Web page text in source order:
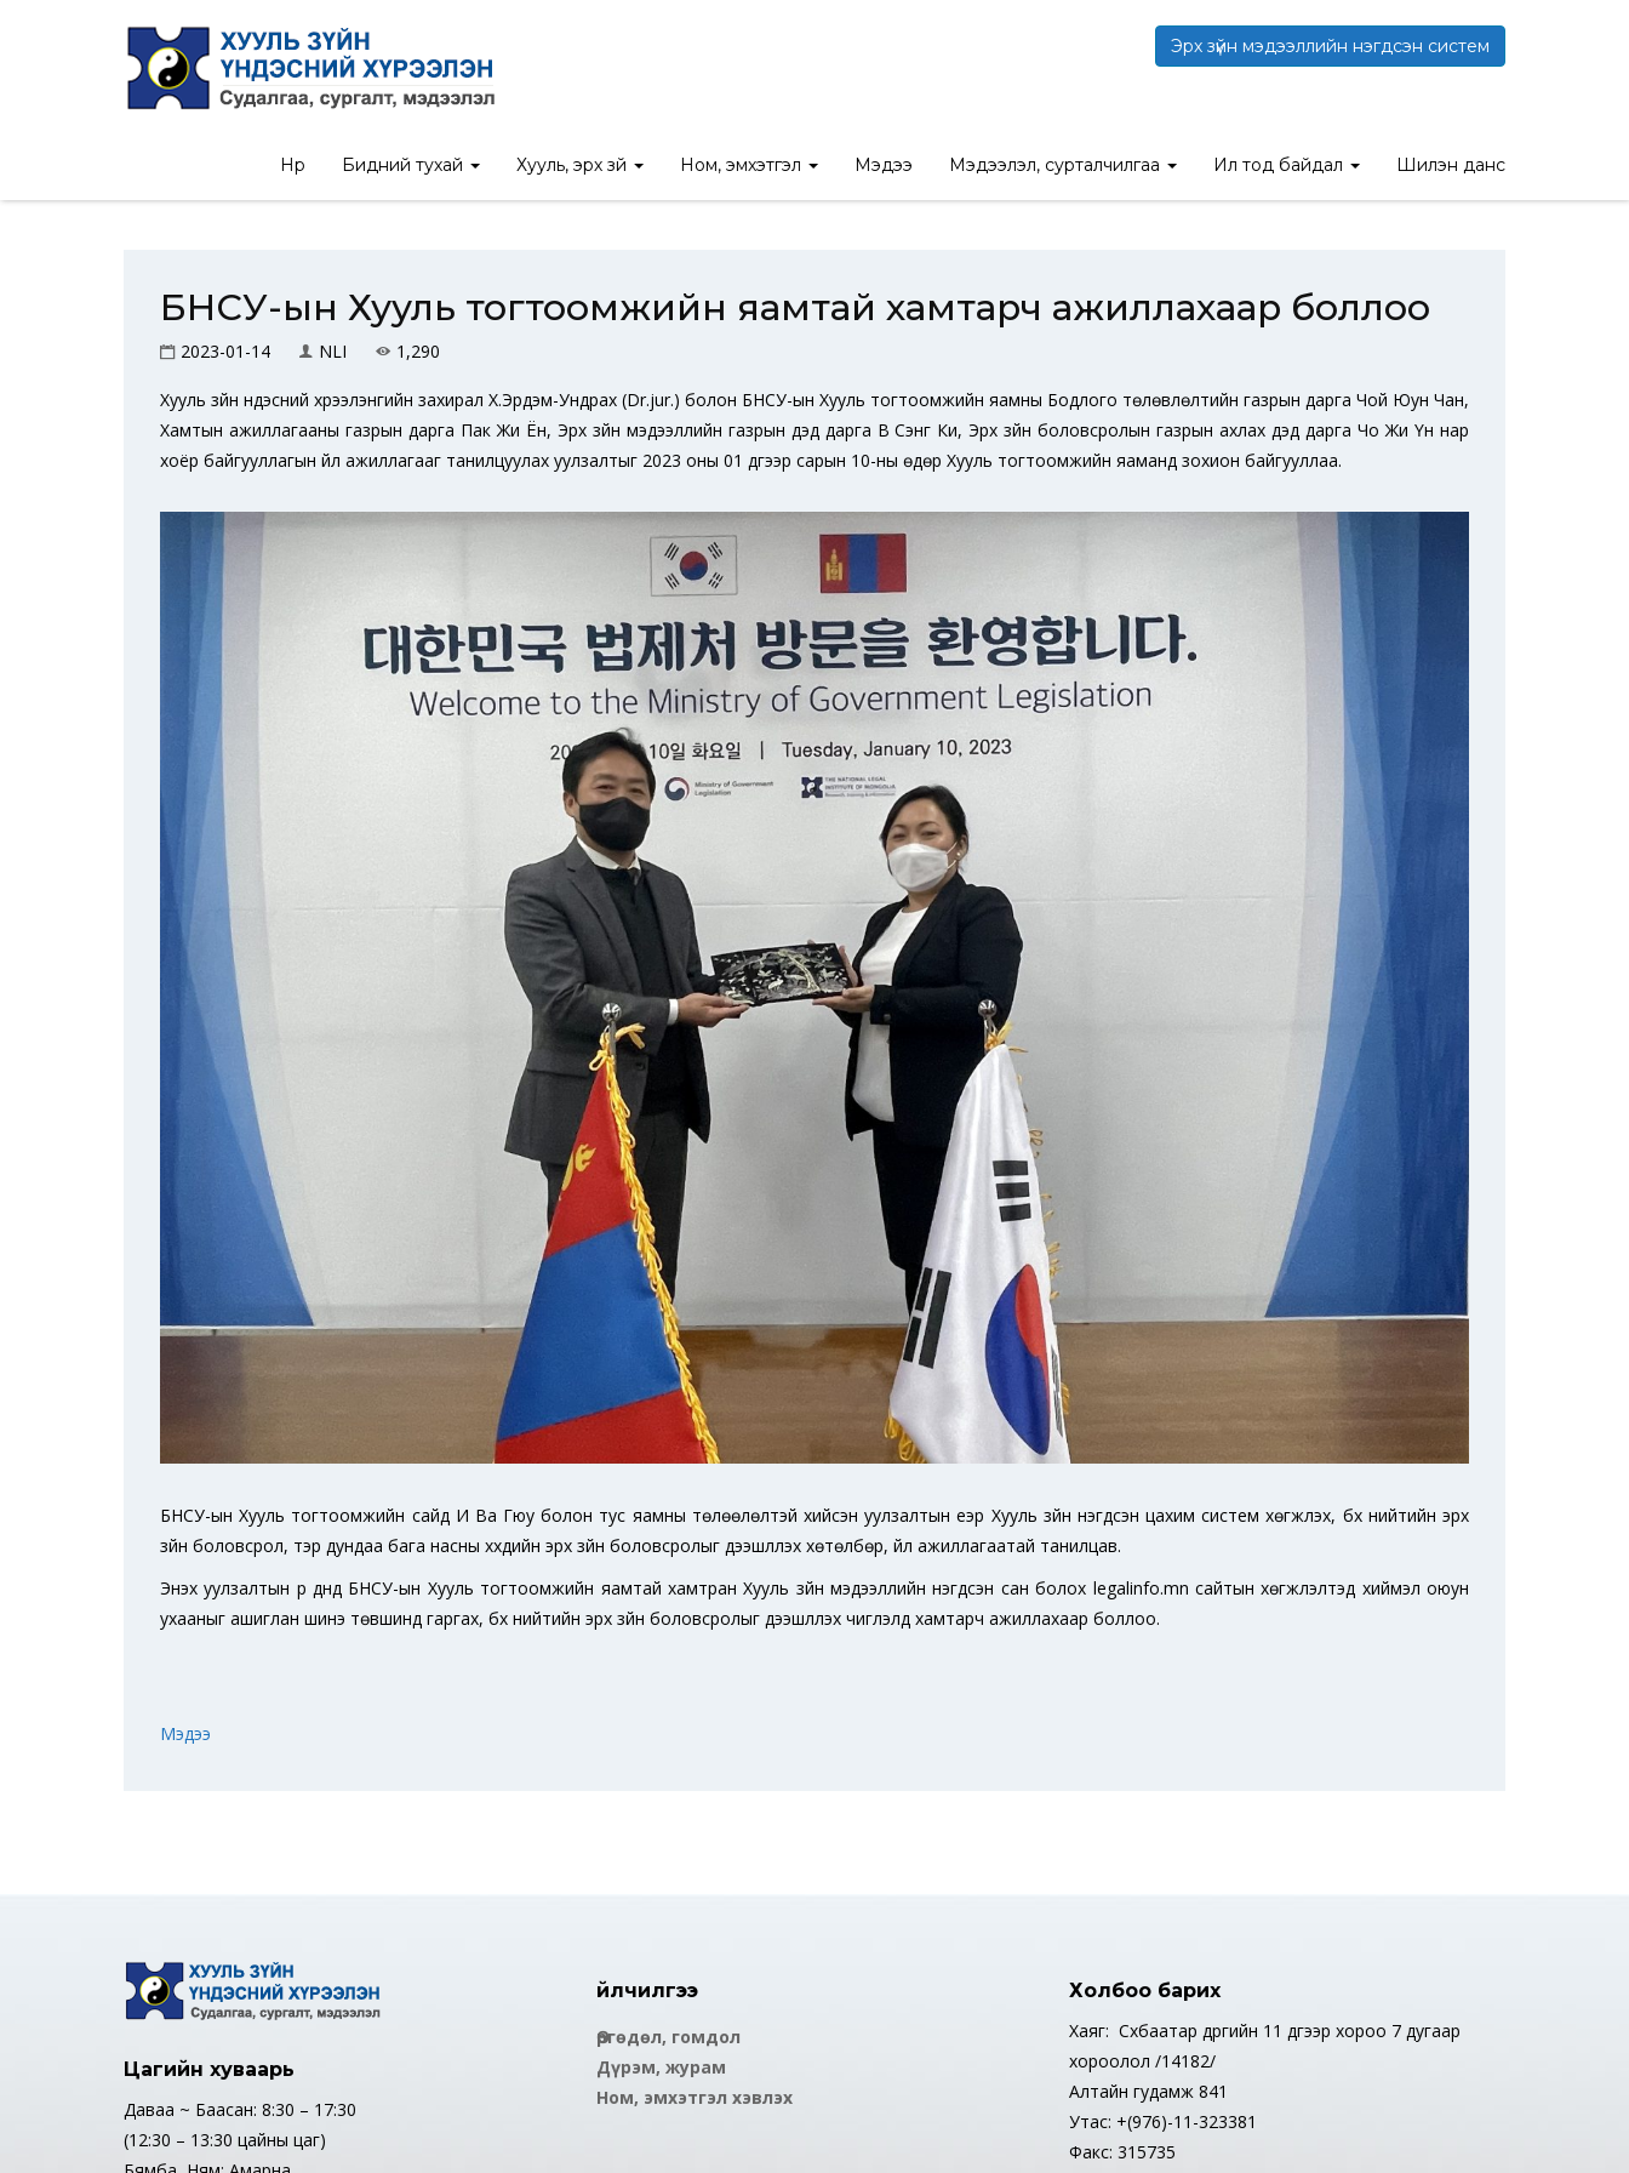
Эрх зүйн мэдээллийн нэгдсэн систем
Нүүр Бидний тухай Хууль, эрх зүй Ном, эмхэтгэл Мэдээ Мэдээлэл, сурталчилгаа Ил тод байдал Шилэн данс
Нүүр Мэдээ / БНСУ-ын Хууль тогтоомжийн яамтай хамтарч ажиллахаар боллоо
БНСУ-ын Хууль тогтоомжийн яамтай хамтарч ажиллахаар боллоо
2023-01-14 NLI 1,290
Хууль зүйн үндэсний хүрээлэнгийн захирал Х.Эрдэм-Ундрах (Dr.jur.) болон БНСУ-ын Хууль тогтоомжийн яамны Бодлого төлөвлөлтийн газрын дарга Чой Юун Чан,
Хамтын ажиллагааны газрын дарга Пак Жи Ён, Эрх зүйн мэдээллийн газрын дэд дарга Вү Сэнг Ки, Эрх зүйн боловсролын газрын ахлах дэд дарга Чо Жи Үн нар
хоёр байгууллагын үйл ажиллагааг танилцуулах уулзалтыг 2023 оны 01 дүгээр сарын 10-ны өдөр Хууль тогтоомжийн яаманд зохион байгууллаа.
БНСУ-ын Хууль тогтоомжийн сайд И Ва Гюу болон тус яамны төлөөлөлтэй хийсэн уулзалтын үеэр Хууль зүйн нэгдсэн цахим систем хөгжүүлэх, бүх нийтийн эрх
зүйн боловсрол, тэр дундаа бага насны хүүхдийн эрх зүйн боловсролыг дээшлүүлэх хөтөлбөр, үйл ажиллагаатай танилцав.
Энэхүү уулзалтын үр дүнд БНСУ-ын Хууль тогтоомжийн яамтай хамтран Хууль зүйн мэдээллийн нэгдсэн сан болох legalinfo.mn сайтын хөгжүүлэлтэд хиймэл оюун
ухааныг ашиглан шинэ төвшинд гаргах, бүх нийтийн эрх зүйн боловсролыг дээшлүүлэх чиглэлд хамтарч ажиллахаар боллоо.
Мэдээ
Цагийн хуваарь
Даваа ~ Баасан: 8:30 – 17:30
(12:30 – 13:30 цайны цаг)
Үйлчилгээ
Өргөдөл, гомдол
Дүрэм, журам
Ном, эмхэтгэл хэвлэх
Холбоо барих
Хаяг: Сүхбаатар дүүргийн 11 дүгээр хороо 7 дугаар
хороолол /14182/
Алтайн гудамж 841
Утас: +(976)-11-323381
Факс: 315735